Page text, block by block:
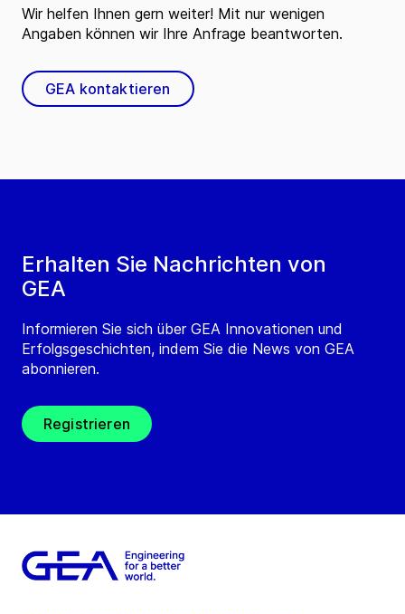
Erhalten Sie Nachrichten von
GEA
Informieren Sie sich über GEA Innovationen und
Erfolgsgeschichten, indem Sie die News von GEA
abonnieren.
Registrieren
Wir helfen Ihnen gern weiter! Mit nur wenigen
Angaben können wir Ihre Anfrage beantworten.
GEA kontaktieren